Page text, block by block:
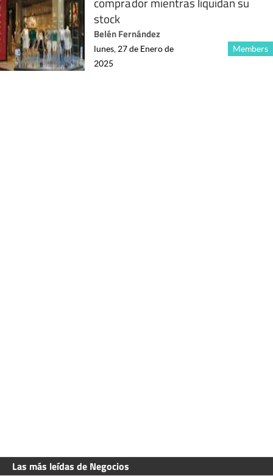
stock
Belén Fernández
Members
lunes, 27 de Enero de
2025
Las más leídas de Negocios